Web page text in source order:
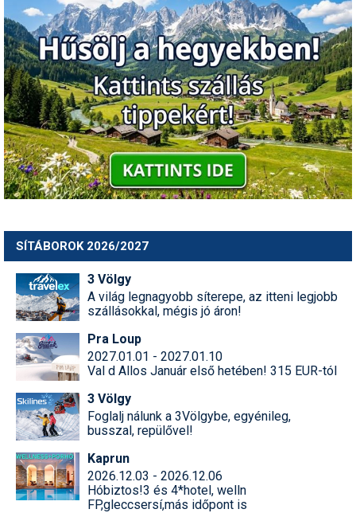
SÍTÁBOROK 2026/2027
3 Völgy
A világ legnagyobb síterepe, az itteni legjobb
szállásokkal, mégis jó áron!
Pra Loup
2027.01.01 - 2027.01.10
Val d Allos Január első hetében! 315 EUR-tól
3 Völgy
Foglalj nálunk a 3Völgybe, egyénileg,
busszal, repülővel!
Kaprun
2026.12.03 - 2026.12.06
Hóbiztos!3 és 4*hotel, welln
FP,gleccsersí,más időpont is